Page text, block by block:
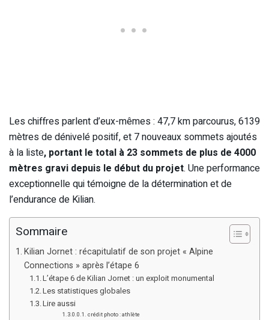
Les chiffres parlent d’eux-mêmes : 47,7 km parcourus, 6139
mètres de dénivelé positif, et 7 nouveaux sommets ajoutés
à la liste, portant le total à 23 sommets de plus de 4000
mètres gravi depuis le début du projet. Une performance
exceptionnelle qui témoigne de la détermination et de
l’endurance de Kilian.
Sommaire
Kilian Jornet : récapitulatif de son projet « Alpine
Connections » après l’étape 6
L’étape 6 de Kilian Jornet : un exploit monumental
Les statistiques globales
Lire aussi
crédit photo : athlète